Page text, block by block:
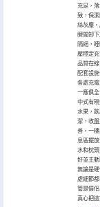
充足，
致，保
絲灰塵
瞬間卸
隔絕，
壓穩定
品質在
配套設
各處充
一應俱
中式有
水果，
潔，收
善，一
息區擺
水和枕
好並主
無論是
處細節
管是情
真心把